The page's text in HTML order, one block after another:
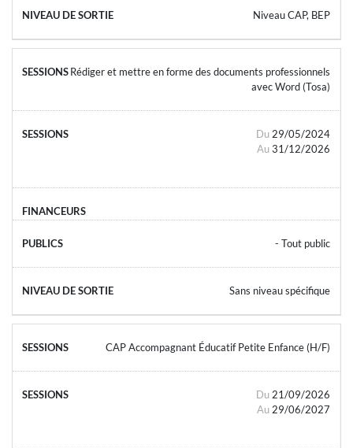
Niveau CAP, BEP
Rédiger et mettre en forme des documents professionnels
avec Word (Tosa)
Du 29/05/2024
Au 31/12/2026
- Tout public
Sans niveau spécifique
CAP Accompagnant Éducatif Petite Enfance (H/F)
Du 21/09/2026
Au 29/06/2027